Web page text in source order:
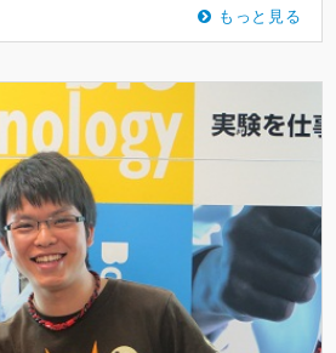
もっと見る